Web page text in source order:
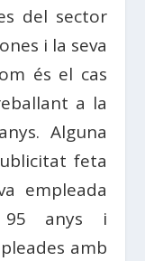
del sector
i la seva
és el cas
a la
Alguna
feta
empleada
anys i
amb